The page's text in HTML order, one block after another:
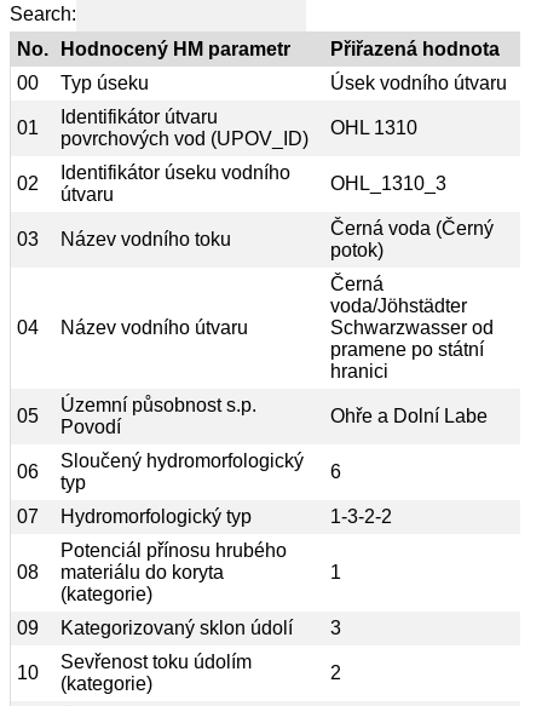
Search:
No.
Hodnocený HM parametr
Přiřazená hodnota
00
Typ úseku Úsek vodního útvaru
01
Identifikátor útvaru
povrchových vod (UPOV_ID)
OHL 1310
02
Identifikátor úseku vodního
útvaru
OHL_1310_3
03 Název vodního toku
Černá voda (Černý
potok)
04 Název vodního útvaru
Černá
voda/Jöhstädter
Schwarzwasser od
pramene po státní
hranici
05
Územní působnost s.p.
Povodí
Ohře a Dolní Labe
06
Sloučený hydromorfologický
typ
6
07 Hydromorfologický typ 1-3-2-2
08
Potenciál přínosu hrubého
materiálu do koryta
(kategorie)
1
09 Kategorizovaný sklon údolí 3
10
Sevřenost toku údolím
(kategorie)
2